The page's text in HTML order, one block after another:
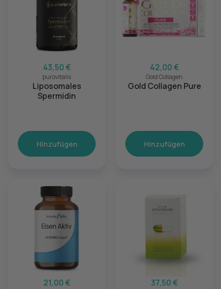
43,50 €
purovitalis
Liposomales
Spermidin
Hinzufügen
42,00 €
Gold Collagen
Gold Collagen Pure
Hinzufügen
21,00 € 37,50 €